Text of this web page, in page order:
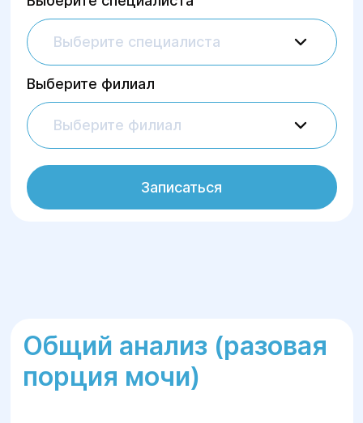
Выберите специалиста
Выберите филиал
Выберите филиал
Записаться
Общий анализ (разовая
порция мочи)